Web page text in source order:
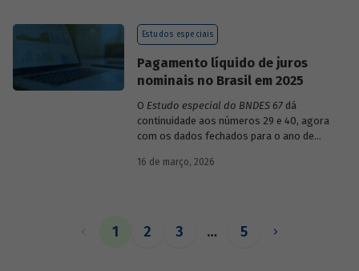
Estudos especiais
Pagamento líquido de juros
nominais no Brasil em 2025
O Estudo especial do BNDES 67dá
continuidade aos números 29 e 40, agora
com os dados fechados para o ano de
16 de março, 2026
1 2 3 … 5